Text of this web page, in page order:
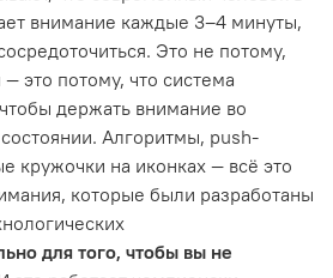
внимание каждые 3–4 минуты,
Это не потому,
это потому, что система
держать внимание во
Алгоритмы, push-
кружочки на иконках — всё это
которые были разработаны
для того, чтобы вы не